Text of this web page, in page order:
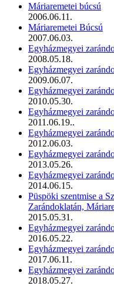
Máriaremetei búcsú
2006.06.11.
Máriaremetei Búcsú
2007.06.03.
Egyházmegyei
2008.05.18.
Egyházmegyei
2009.06.07.
Egyházmegyei
2010.05.30.
Egyházmegyei
2011.06.19..
Egyházmegyei
2012.06.03.
Egyházmegyei
2013.05.26.
Egyházmegyei
2014.06.15.
Püspöki szentmise a
Zarándoklatán,
2015.05.31.
Egyházmegyei
2016.05.22.
Egyházmegyei
2017.06.11.
Egyházmegyei
2018.05.27.